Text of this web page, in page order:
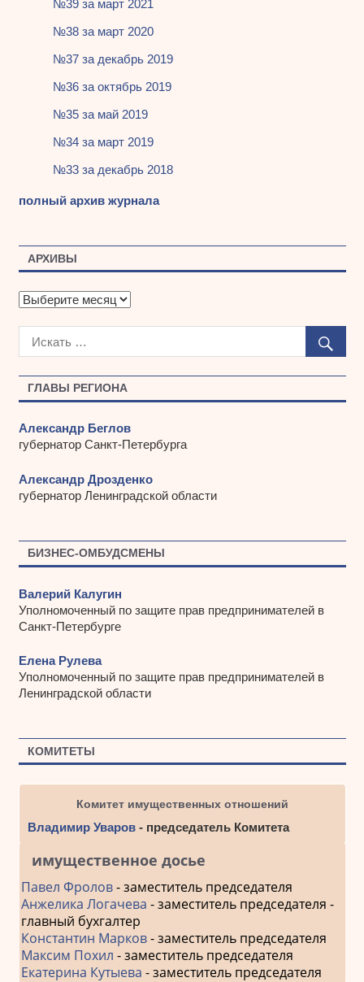
ГЛАВЫ РЕГИОНА
Александр Беглов
губернатор Санкт-Петербурга
Александр Дрозденко
губернатор Ленинградской области
БИЗНЕС-ОМБУДСМЕНЫ
Валерий Калугин
Уполномоченный по защите прав предпринимателей в
Санкт-Петербурге
Елена Рулева
Уполномоченный по защите прав предпринимателей в
Ленинградской области
КОМИТЕТЫ
Комитет имущественных отношений
Владимир Уваров- председатель Комитета
имущественное досье
Павел Фролов- заместитель председателя
Анжелика Логачева - заместитель председателя -
главный бухгалтер
Константин Марков- заместитель председателя
Максим Похил - заместитель председателя
Екатерина Кутыева - заместитель председателя
№39 за март 2021
№38 за март 2020
№37 за декабрь 2019
№36 за октябрь 2019
№35 за май 2019
№34 за март 2019
№33 за декабрь 2018
полный архив журнала
АРХИВЫ
А
х
ы